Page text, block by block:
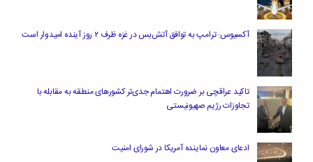
آکسیوس: ترامپ به توافق آتش‌بس در غزه ظرف ۲ روز آینده امیدوار است
تاکید عراقچی بر ضرورت اهتمام جدی‌تر کشورهای منطقه به مقابله با
تجاوزات رژیم صهیونیستی
ادعای معاون نماینده آمریکا در شورای امنیت